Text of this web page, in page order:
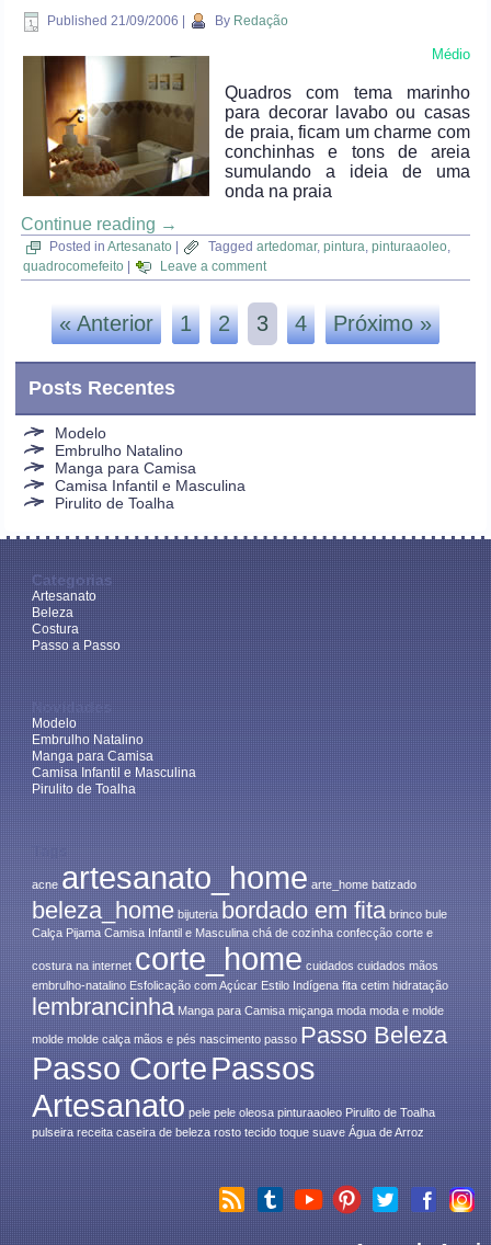
Published 21/09/2006 | By Redação
Médio
Quadros com tema marinho
para decorar lavabo ou casas
de praia, ficam um charme com
conchinhas e tons de areia
sumulando a ideia de uma
onda na praia
Continue reading →
Posted in Artesanato Tagged artedomar,pintura,pinturaaoleo,
quadrocomefeito
Leave a comment
« Anterior 1 2 3 4 Próximo »
Posts Recentes
Modelo
Embrulho Natalino
Manga para Camisa
Camisa Infantil e Masculina
Pirulito de Toalha
Categorias
Artesanato
Beleza
Costura
Passo a Passo
Novidades
Modelo
Embrulho Natalino
Manga para Camisa
Camisa Infantil e Masculina
Pirulito de Toalha
Tags
acne artesanato_home arte_home batizado
beleza_home bijuteria bordado em fita brinco bule
Calça Pijama Camisa Infantil e Masculina chá de cozinha confecção corte e
costura na internet corte_home cuidados cuidados mãos
embrulho-natalino Esfolicação com Açúcar Estilo Indígena fita cetim hidratação
lembrancinha Manga para Camisa miçanga moda moda e molde
molde molde calça mãos e pés nascimento passo Passo Beleza
Passo CortePassos
Artesanato pele pele oleosa pinturaaoleo Pirulito de Toalha
pulseira receita caseira de beleza rosto tecido toque suave Água de Arroz